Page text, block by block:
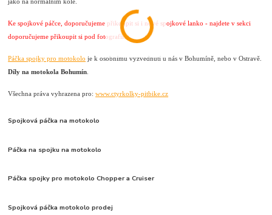
Ke spojkové páčce, doporučujeme přikoupit si i nové spojkové lanko - najdete v sekci
doporučujeme přikoupit si pod fotografií.
Páčka spojky pro motokolo je k osobnímu vyzvednutí u nás v Bohumíně, nebo v Ostravě.
Díly na motokola Bohumín
Všechna práva vyhrazena pro:www.ctyrkolky-pitbike.cz
Spojková páčka na motokolo
Páčka na spojku na motokolo
Páčka spojky pro motokolo Chopper a Cruiser
Spojková páčka motokolo prodej